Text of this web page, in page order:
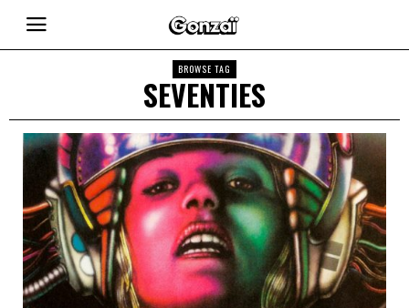
BROWSE TAG
SEVENTIES